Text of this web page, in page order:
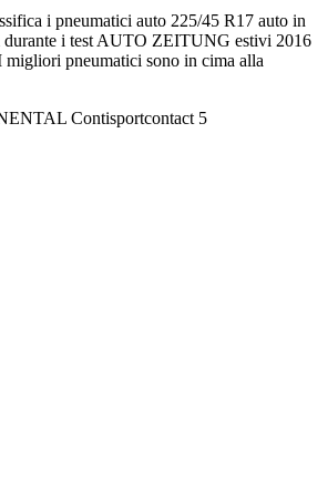
i pneumatici auto 225/45 R17 auto in
durante i test AUTO ZEITUNG estivi 2016
migliori pneumatici sono in cima alla
Contisportcontact 5